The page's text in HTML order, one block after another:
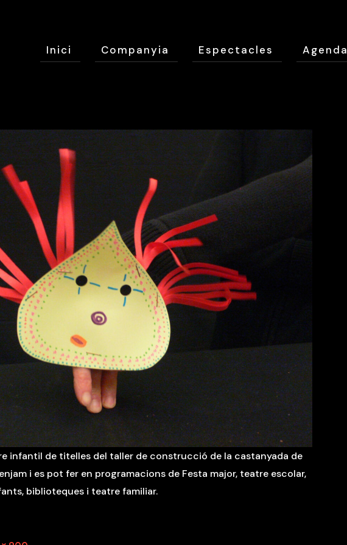
Inici Companyia Espectacles Agenda
infantil de titelles del taller de construcció de la castanyada de
i es pot fer en programacions de Festa major, teatre escolar,
biblioteques i teatre familiar.